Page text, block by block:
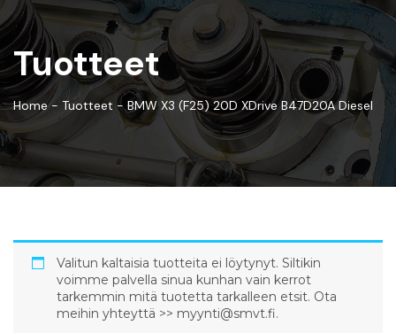
Tuotteet
Home- Tuotteet -BMW X3 (F25) 20D XDrive B47D20A Diesel
Valitun kaltaisia tuotteita ei löytynyt. Siltikin
voimme palvella sinua kunhan vain kerrot
tarkemmin mitä tuotetta tarkalleen etsit. Ota
meihin yhteyttä >> myynti@smvt.fi.